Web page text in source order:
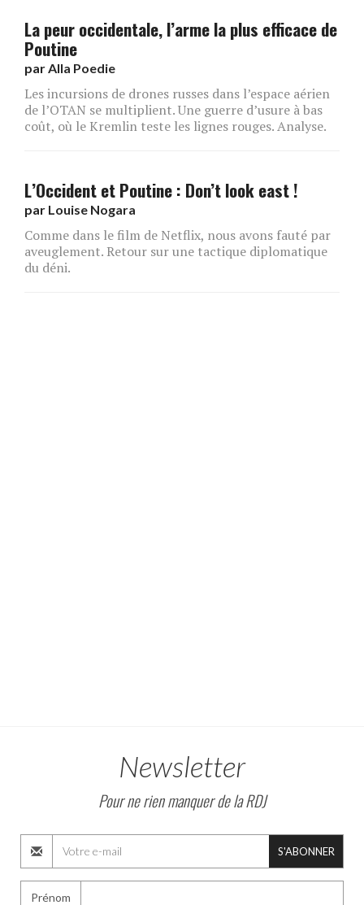
La peur occidentale, l’arme la plus efficace de
Poutine
par Alla Poedie
Les incursions de drones russes dans l’espace aérien
de l’OTAN se multiplient. Une guerre d’usure à bas
coût, où le Kremlin teste les lignes rouges. Analyse.
L’Occident et Poutine : Don’t look east !
par Louise Nogara
Comme dans le film de Netflix, nous avons fauté par
aveuglement. Retour sur une tactique diplomatique
du déni.
Newsletter
Pour ne rien manquer de la RDJ
S'ABONNER
Prénom